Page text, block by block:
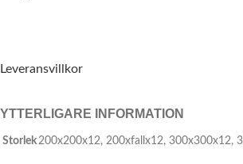
Leveransvillkor
YTTERLIGARE INFORMATION
Storlek200x200x12, 200xfallx12, 300x300x12,